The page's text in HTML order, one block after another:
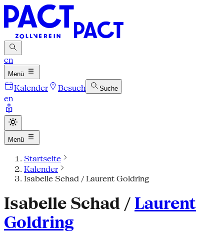
en
Menü
Kalender Besuch Suche
en
Menü
Startseite
Kalender
Isabelle Schad / Laurent Goldring
Isabelle Schad / Laurent
Goldring